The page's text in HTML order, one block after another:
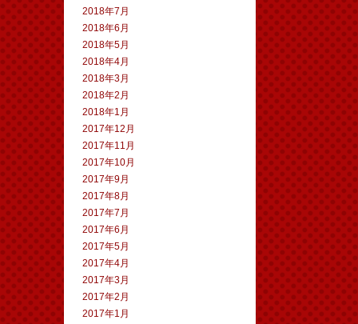
2018年7月
2018年6月
2018年5月
2018年4月
2018年3月
2018年2月
2018年1月
2017年12月
2017年11月
2017年10月
2017年9月
2017年8月
2017年7月
2017年6月
2017年5月
2017年4月
2017年3月
2017年2月
2017年1月